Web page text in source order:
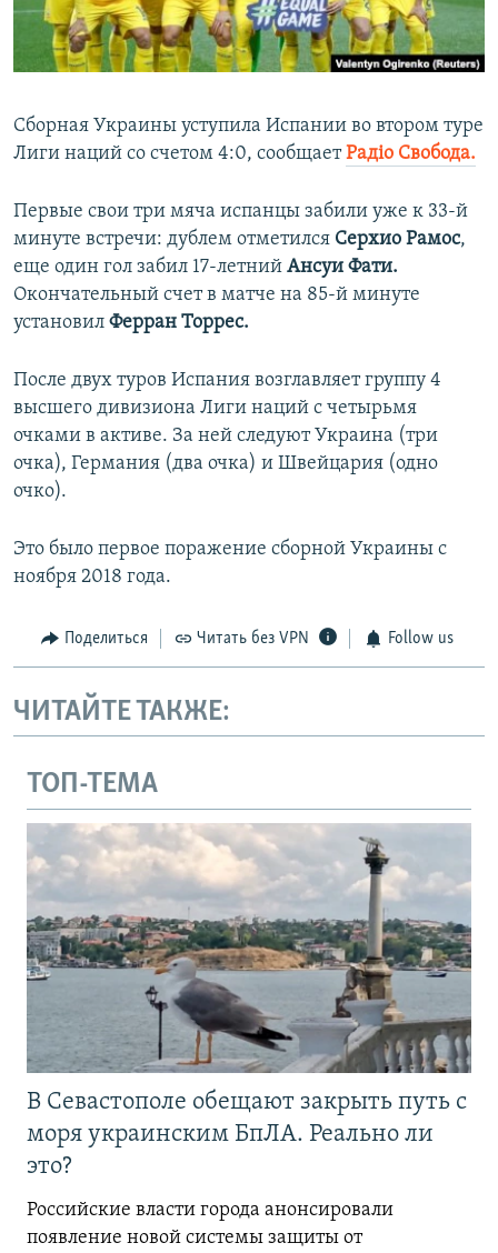
ПОБЕДИТЕЛЕЙ НЕ СУДЯТ?
КРЫМ.НЕПОКОРЕННЫЙ
УКРАИНСКАЯ ПРОБЛЕМА КРЫМА
ПРИСОЕДИНЯЙТЕСЬ!
Сборная Украины уступила Испании во втором туре
Лиги наций со счетом 4:0, сообщаетРадіо Свобода.
Первые свои три мяча испанцы забили уже к 33-й
минуте встречи: дублем отметился Серхио Рамос,
еще один гол забил 17-летний Ансуи Фати.
Окончательный счет в матче на 85-й минуте
установил Ферран Торрес.
После двух туров Испания возглавляет группу 4
высшего дивизиона Лиги наций с четырьмя
очками в активе. За ней следуют Украина (три
очка), Германия (два очка) и Швейцария (одно
очко).
Это было первое поражение сборной Украины с
ноября 2018 года.
Поделиться Читать без VPN Follow us
ЧИТАЙТЕ ТАКЖЕ:
ТОП-ТЕМА
В Севастополе обещают закрыть путь с
моря украинским БпЛА. Реально ли
это?
Российские власти города анонсировали
появление новой системы защиты от